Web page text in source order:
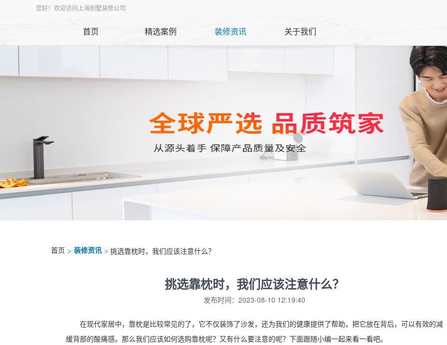
您好！欢迎访问上海别墅装修公司
首页 精选案例 装修资讯 关于我们
首页 > 装修资讯 > 挑选靠枕时，我们应该注意什么？
挑选靠枕时，我们应该注意什么？
发布时间：2023-08-10 12:19:40
在现代家居中，靠枕是比较常见的了，它不仅装饰了沙发，还为我们的健康提供了帮助，把它放在背后，可以有效的减
缓背部的酸痛感。那么我们应该如何选购靠枕呢？又有什么要注意的呢？下面跟随小编一起来看一看吧。